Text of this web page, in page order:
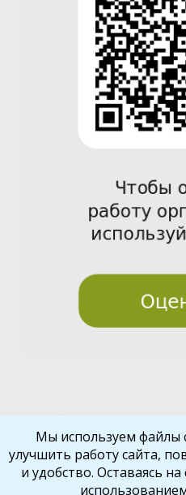
vio
Мы используем файлы
улучшить работу сайта,
и удобство. Оставаясь